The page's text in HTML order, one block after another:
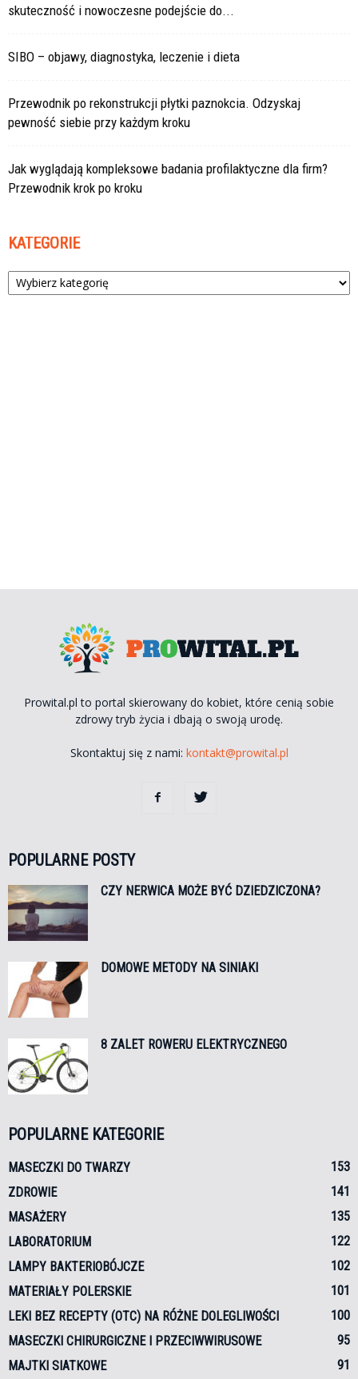
skuteczność i nowoczesne podejście do...
SIBO – objawy, diagnostyka, leczenie i dieta
Przewodnik po rekonstrukcji płytki paznokcia. Odzyskaj
pewność siebie przy każdym kroku
Jak wyglądają kompleksowe badania profilaktyczne dla firm?
Przewodnik krok po kroku
KATEGORIE
Kategorie
Prowital.pl to portal skierowany do kobiet, które cenią sobie
zdrowy tryb życia i dbają o swoją urodę.
Skontaktuj się z nami: kontakt@prowital.pl
POPULARNE POSTY
CZY NERWICA MOŻE BYĆ DZIEDZICZONA?
DOMOWE METODY NA SINIAKI
8 ZALET ROWERU ELEKTRYCZNEGO
POPULARNE KATEGORIE
MASECZKI DO TWARZY
153
ZDROWIE
141
MASAŻERY
135
LABORATORIUM
122
LAMPY BAKTERIOBÓJCZE
102
MATERIAŁY POLERSKIE
101
LEKI BEZ RECEPTY (OTC) NA RÓŻNE DOLEGLIWOŚCI
100
MASECZKI CHIRURGICZNE I PRZECIWWIRUSOWE
95
MAJTKI SIATKOWE
91